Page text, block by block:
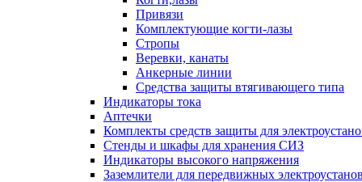
Привязи
Комплектующие когти-лазы
Стропы
Веревки, канаты
Анкерные линии
Средства защиты втягивающего типа
Индикаторы тока
Аптечки
Комплекты средств защиты для
Стенды и шкафы для хранения СИЗ
Индикаторы высокого напряжения
Заземлители для передвижных